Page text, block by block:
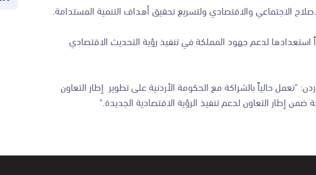
الاجتماعي والاقتصادي ولتسريع تحقيق أهداف التنمية المستدامة.
لدعم جهود المملكة في تنفيذ رؤية التحديث الاقتصادي
حالياً بالشراكة مع الحكومة الأردنية على تطوير إطار التعاون